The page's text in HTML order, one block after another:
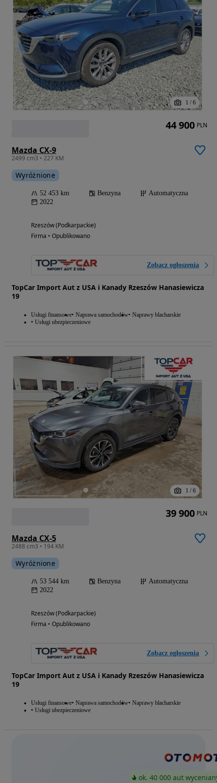
1 / 6
Mazda CX-9
2499 cm3 • 227 KM
Wyróżnione
52 453 km Benzyna
Automatyczna
2022
Rzeszów (Podkarpackie)
Firma • Opublikowano
Zobacz ogłoszenia
TopCar Import Aut z USA i Kanady Rzeszów Hanasiewicza
19
Usługi finansowe Naprawa samochodów Naprawy blacharskie
Usługi ubezpieczeniowe
44 900 PLN
1 / 6
Mazda CX-5
2488 cm3 • 194 KM
Wyróżnione
53 544 km Benzyna
Automatyczna
2022
Rzeszów (Podkarpackie)
Firma • Opublikowano
Zobacz ogłoszenia
TopCar Import Aut z USA i Kanady Rzeszów Hanasiewicza
19
Usługi finansowe Naprawa samochodów Naprawy blacharskie
Usługi ubezpieczeniowe
39 900 PLN
ok. 40 000 aut